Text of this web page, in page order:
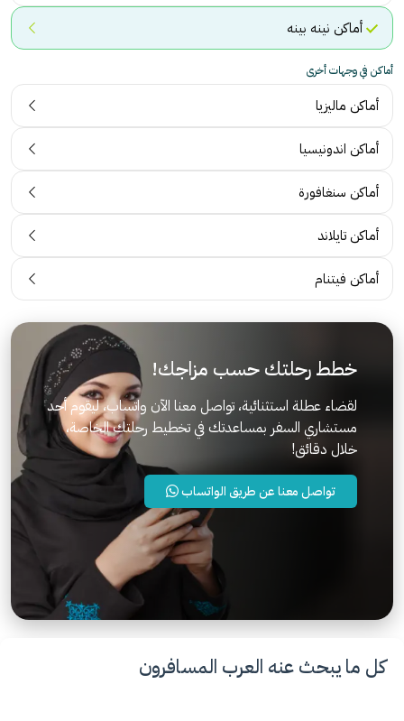
أماكن نينه بينه
أماكن في وجهات أخرى
أماكن ماليزيا
أماكن اندونيسيا
أماكن سنغافورة
أماكن تايلاند
أماكن فيتنام
خطط رحلتك حسب مزاجك!
لقضاء عطلة استثنائية، تواصل معنا الآن واتساب، ليقوم أحد
مستشاري السفر بمساعدتك في تخطيط رحلتك الخاصة،
خلال دقائق!
تواصل معنا عن طريق الواتساب
كل ما يبحث عنه العرب المسافرون